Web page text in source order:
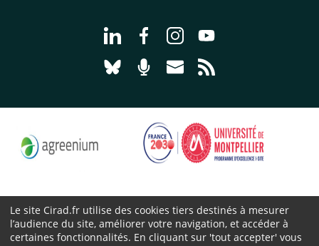
Aller à la page Nous suivre sur
Aller à la page Nous suivre sur
Aller à la page Nous
Aller à la page
Aller à la page Nous suivre sur
Aller à la page Nourrir le
Aller à la page Nous
Cirad 2026 ©
Le site Cirad.fr utilise des cookies tiers destinés à mesurer
l’audience du site, améliorer votre navigation, et accéder à
certaines fonctionnalités. En cliquant sur 'tout accepter' vous